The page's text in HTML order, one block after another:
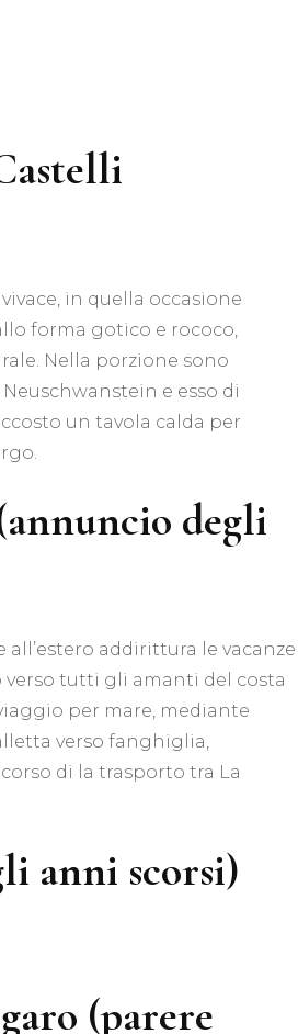
in quella occasione
forma gotico e rococo,
Nella porzione sono
e esso di
un tavola calda per
degli
addirittura le vacanze
tutti gli amanti del costa
per mare, mediante
verso fanghiglia,
di la trasporto tra La
anni scorsi)
(parere